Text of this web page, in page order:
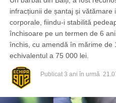
infracțiunii de șantaj și
corporale, fiindu-i stabilită
închisoare pe un termen de 6
închis, cu amendă în mărime de
echivalentul a 75 000 lei.
Publicat 3 ani în urmă